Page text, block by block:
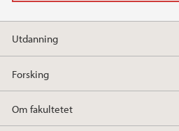
2026
Utdanning
Forsking
Om fakultetet